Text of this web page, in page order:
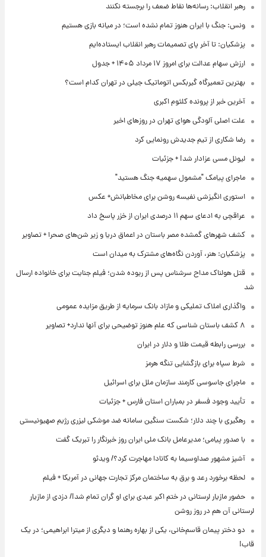
رهبر انقلاب: رسانه‌ها نقاط ضعف را برجسته نکنند
ونس: جنگ با ایران هنوز تمام نشده است؛ در میانه بازی هستیم
پزشکیان: تا آخر پای تصمیمات رهبر انقلاب ایستاده‌ایم
ارزش سهام عدالت برای امروز ۱۷ مرداد ۱۴۰۵ + جدول
بهترین تعمیرگاه گیربکس اتوماتیک جیلی در تهران کدام است؟
آخرین خبر از پرونده کلثوم اکبری
علت اصلی آلودگی هوای تهران در روزهای اخیر
رضا شکاری از تیم جدیدش رونمایی کرد
لیونل مسی عزادار شد! + جزئیات
ماجرای پیامک "مشمول سهمیه جنگ هستید"
استوری انگیزشی نفیسه روشن برای مخاطبانش+ عکس
عراقچی به ادعای سهم ۱۱ درصدی ایران از خزر پاسخ داد
کشف شهرهای گمشده مصر باستان در اعماق دریا و زیر شن‌های صحرا + تصاویر
پزشکیان: هنر، آوردن نگاه‌های مشترک به میدان است
قتل هولناک مداح سرشناس پس از ربوده شدن؛ فیلم جنایت برای خانواده ارسال
شد
واگذاری املاک تملیکی و مازاد بانک سرمایه از طریق مزایده عمومی
۸ کشف باستان شناسی که علم هنوز توضیحی برای آنها ندارد+ تصاویر
بررسی رابطه قیمت طلا و دلار در ایران
شرط سپاه برای بازگشایی تنگه هرمز
ماجرای جاسوسی کارمند سازمان ملل برای اسرائیل
تأیید وجود فسفر در بمباران استان فارس + جزئیات
رهگیری با چند دلار؛ شکست سنگین سامانه ضد موشکی لیزری رژیم صهیونیستی
با صدور پیامی؛ مدیرعامل بانک ملی ایران روز خبرنگار را تبریک گفت
آشپز مشهور صداوسیما به کانادا مهاجرت کرد؟/ ویدئو
لحظه برخورد رعد و برق به ساختمان مرکز تجارت جهانی در آمریکا + فیلم
حضور مازیار لرستانی در ختم اکبر عبدی برای او گران تمام شد!/ دزدی از مازیار
لرستانی آن هم در روز روشن
دو دختر پیمان قاسم‌خانی، یکی از بهاره رهنما و دیگری از میترا ابراهیمی؛ در یک
قاب!